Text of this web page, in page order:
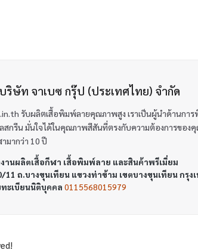
บริษัท จาเบซ กรุ๊ป (ประเทศไทย) จำกัด
รับผลิตเสื้อพิมพ์ลายคุณภาพสูง เราเป็นผู้นำด้านกา
กรีน มั่นใจได้ในคุณภาพสีสันที่ตรงกับความต้องการของคุ
มากว่า 10 ปี
งานผลิตเสื้อกีฬา เสื้อพิมพ์ลาย และสินค้าพรีเมี่ยม
11 ถ.บางขุนเทียน แขวงท่าข้าม เขตบางขุนเทียน กรุง
ทะเบียนนิติบุคคล 0115568015979